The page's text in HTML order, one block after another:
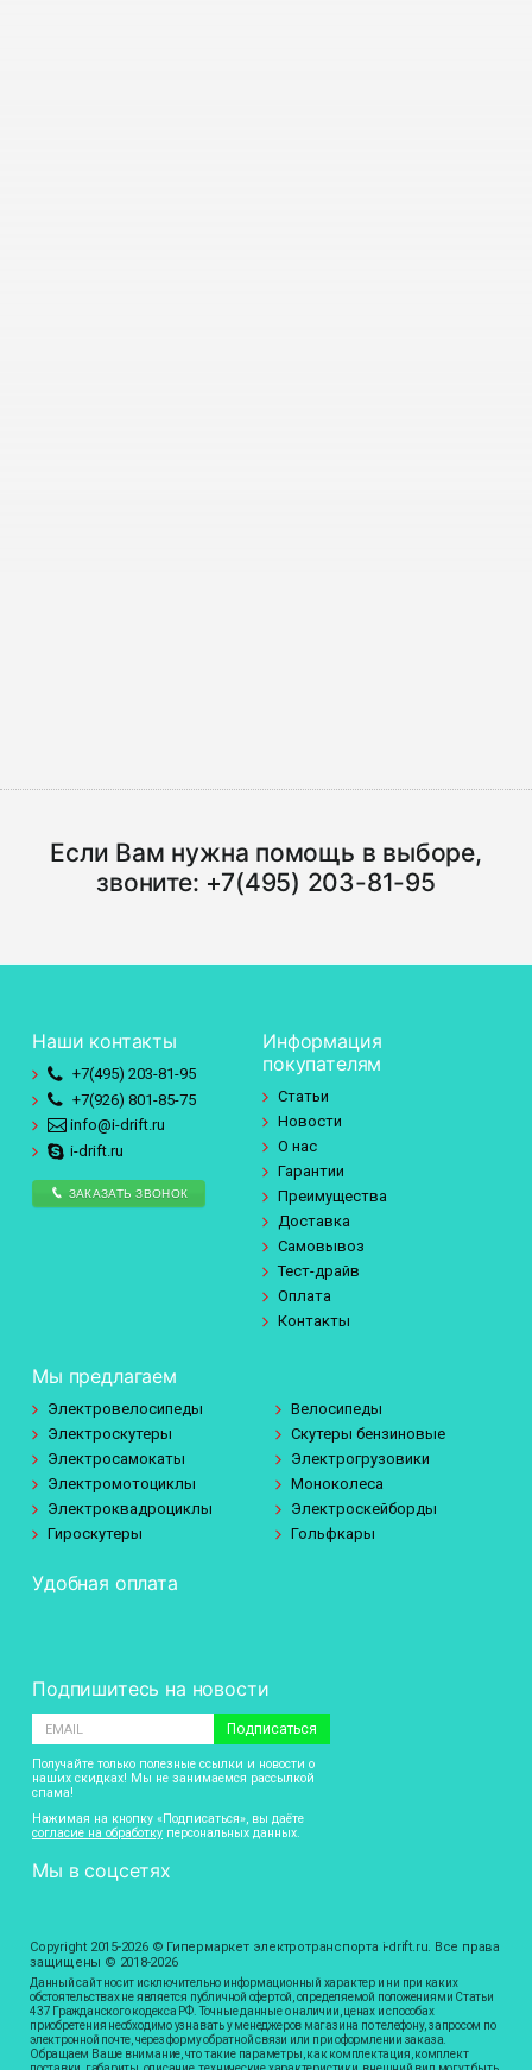
Если Вам нужна помощь в выборе,
звоните: +7(495) 203-81-95
Наши контакты
+7(495) 203-81-95
+7(926) 801-85-75
info@i-drift.ru
i-drift.ru
ЗАКАЗАТЬ ЗВОНОК
Информация
покупателям
Статьи
Новости
О нас
Гарантии
Преимущества
Доставка
Самовывоз
Тест-драйв
Оплата
Контакты
Мы предлагаем
Электровелосипеды
Велосипеды
Электроскутеры
Скутеры бензиновые
Электросамокаты
Электрогрузовики
Электромотоциклы
Моноколеса
Электроквадроциклы
Электроскейборды
Гироскутеры
Гольфкары
Удобная оплата
Подпишитесь на новости
Подписаться
Получайте только полезные ссылки и новости о
наших скидках! Мы не занимаемся рассылкой
спама!
Нажимая на кнопку «Подписаться», вы даёте
согласие на обработку персональных данных.
Мы в соцсетях
Copyright 2015-2026 © Гипермаркет электротранспорта i-drift.ru. Все права
защищены © 2018-2026
Данный сайт носит исключительно информационный характер и ни при каких
обстоятельствах не является публичной офертой, определяемой положениями Статьи
437 Гражданского кодекса РФ. Точные данные о наличии, ценах и способах
приобретения необходимо узнавать у менеджеров магазина по телефону, запросом по
электронной почте, через форму обратной связи или при оформлении заказа.
Обращаем Ваше внимание, что такие параметры, как комплектация, комплект